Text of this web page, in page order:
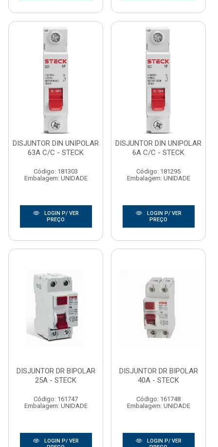
DISJUNTOR DIN UNIPOLAR
63A C/C - STECK
Código: 181303
Embalagem: UNIDADE
LOGIN P/ VER
PREÇO
DISJUNTOR DIN UNIPOLAR
6A C/C - STECK
Código: 181295
Embalagem: UNIDADE
LOGIN P/ VER
PREÇO
DISJUNTOR DR BIPOLAR
25A - STECK
Código: 161747
Embalagem: UNIDADE
LOGIN P/ VER
DISJUNTOR DR BIPOLAR
40A - STECK
Código: 161748
Embalagem: UNIDADE
LOGIN P/ VER